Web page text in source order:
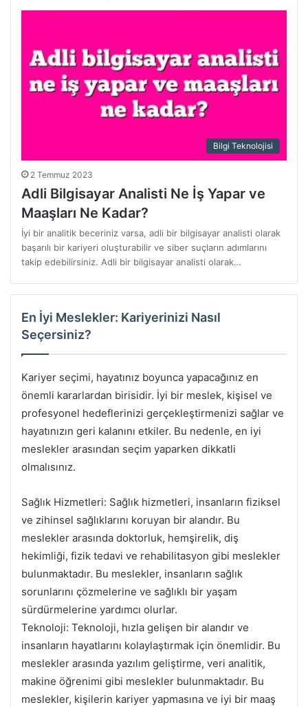
Bilgi Teknolojisi
2 Temmuz 2023
Adli Bilgisayar Analisti Ne İş Yapar ve
Maaşları Ne Kadar?
İyi bir analitik beceriniz varsa, adli bir bilgisayar analisti olarak
başarılı bir kariyeri oluşturabilir ve siber suçların adımlarını
takip edebilirsiniz. Adli bir bilgisayar analisti olarak…
En İyi Meslekler: Kariyerinizi Nasıl
Seçersiniz?
Kariyer seçimi, hayatınız boyunca yapacağınız en
önemli kararlardan birisidir. İyi bir meslek, kişisel ve
profesyonel hedeflerinizi gerçekleştirmenizi sağlar ve
hayatınızın geri kalanını etkiler. Bu nedenle, en iyi
meslekler arasından seçim yaparken dikkatli
olmalısınız.
Sağlık Hizmetleri: Sağlık hizmetleri, insanların fiziksel
ve zihinsel sağlıklarını koruyan bir alandır. Bu
meslekler arasında doktorluk, hemşirelik, diş
hekimliği, fizik tedavi ve rehabilitasyon gibi meslekler
bulunmaktadır. Bu meslekler, insanların sağlık
sorunlarını çözmelerine ve sağlıklı bir yaşam
sürdürmelerine yardımcı olurlar.
Teknoloji: Teknoloji, hızla gelişen bir alandır ve
insanların hayatlarını kolaylaştırmak için önemlidir. Bu
meslekler arasında yazılım geliştirme, veri analitik,
makine öğrenimi gibi meslekler bulunmaktadır. Bu
meslekler, kişilerin kariyer yapmasına ve iyi bir maaş